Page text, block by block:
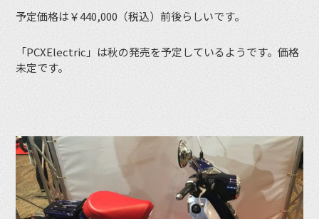
予定価格は￥440,000（税込）前後らしいです。
「PCXElectric」は秋の発売を予定しているようです。価格
未定です。